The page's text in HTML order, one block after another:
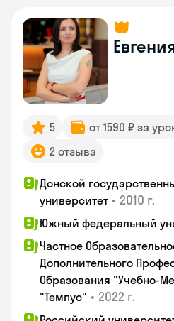
5 от 1590 ₽ за
2 отзыва
Донской
университет • 2010 г.
Южный федеральный
Частное
Дополнительного
Образования "Учебно-
"Темпус" • 2022 г.